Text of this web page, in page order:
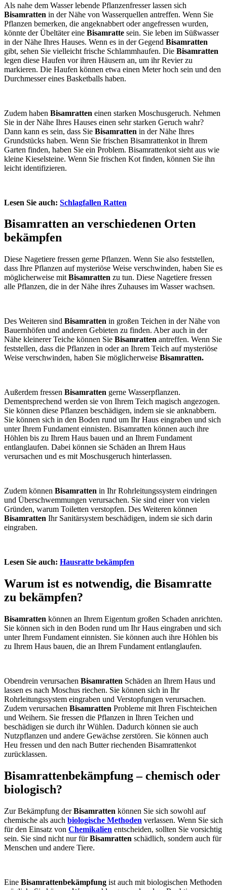
Als nahe dem Wasser lebende Pflanzenfresser lassen sich
Bisamratten in der Nähe von Wasserquellen antreffen. Wenn Sie
Pflanzen bemerken, die angeknabbert oder angefressen wurden,
könnte der Übeltäter eine Bisamratte sein. Sie leben im Süßwasser
in der Nähe Ihres Hauses. Wenn es in der Gegend Bisamratten
gibt, sehen Sie vielleicht frische Schlammhaufen. Die Bisamratten
legen diese Haufen vor ihren Häusern an, um ihr Revier zu
markieren. Die Haufen können etwa einen Meter hoch sein und den
Durchmesser eines Basketballs haben.
Zudem haben Bisamratten einen starken Moschusgeruch. Nehmen
Sie in der Nähe Ihres Hauses einen sehr starken Geruch wahr?
Dann kann es sein, dass Sie Bisamratten in der Nähe Ihres
Grundstücks haben. Wenn Sie frischen Bisamrattenkot in Ihrem
Garten finden, haben Sie ein Problem. Bisamrattenkot sieht aus wie
kleine Kieselsteine. Wenn Sie frischen Kot finden, können Sie ihn
leicht identifizieren.
Lesen Sie auch: Schlagfallen Ratten
Bisamratten an verschiedenen Orten
bekämpfen
Diese Nagetiere fressen gerne Pflanzen. Wenn Sie also feststellen,
dass Ihre Pflanzen auf mysteriöse Weise verschwinden, haben Sie es
möglicherweise mit Bisamratten zu tun. Diese Nagetiere fressen
alle Pflanzen, die in der Nähe ihres Zuhauses im Wasser wachsen.
Des Weiteren sind Bisamratten in großen Teichen in der Nähe von
Bauernhöfen und anderen Gebieten zu finden. Aber auch in der
Nähe kleinerer Teiche können Sie Bisamratten antreffen. Wenn Sie
feststellen, dass die Pflanzen in oder an Ihrem Teich auf mysteriöse
Weise verschwinden, haben Sie möglicherweise Bisamratten.
Außerdem fressen Bisamratten gerne Wasserpflanzen.
Dementsprechend werden sie von Ihrem Teich magisch angezogen.
Sie können diese Pflanzen beschädigen, indem sie sie anknabbern.
Sie können sich in den Boden rund um Ihr Haus eingraben und sich
unter Ihrem Fundament einnisten. Bisamratten können auch ihre
Höhlen bis zu Ihrem Haus bauen und an Ihrem Fundament
entlanglaufen. Dabei können sie Schäden an Ihrem Haus
verursachen und es mit Moschusgeruch hinterlassen.
Zudem können Bisamratten in Ihr Rohrleitungssystem eindringen
und Überschwemmungen verursachen. Sie sind einer von vielen
Gründen, warum Toiletten verstopfen. Des Weiteren können
Bisamratten Ihr Sanitärsystem beschädigen, indem sie sich darin
eingraben.
Lesen Sie auch: Hausratte bekämpfen
Warum ist es notwendig, die Bisamratte
zu bekämpfen?
Bisamratten können an Ihrem Eigentum großen Schaden anrichten.
Sie können sich in den Boden rund um Ihr Haus eingraben und sich
unter Ihrem Fundament einnisten. Sie können auch ihre Höhlen bis
zu Ihrem Haus bauen, die an Ihrem Fundament entlanglaufen.
Obendrein verursachen Bisamratten Schäden an Ihrem Haus und
lassen es nach Moschus riechen. Sie können sich in Ihr
Rohrleitungssystem eingraben und Verstopfungen verursachen.
Zudem verursachen Bisamratten Probleme mit Ihren Fischteichen
und Weihern. Sie fressen die Pflanzen in Ihren Teichen und
beschädigen sie durch ihr Wühlen. Dadurch können sie auch
Nutzpflanzen und andere Gewächse zerstören. Sie können auch
Heu fressen und den nach Butter riechenden Bisamrattenkot
zurücklassen.
Bisamrattenbekämpfung – chemisch oder
biologisch?
Zur Bekämpfung derBisamratten können Sie sich sowohl auf
chemische als auch biologische Methoden verlassen. Wenn Sie sich
für den Einsatz von Chemikalien entscheiden, sollten Sie vorsichtig
sein. Sie sind nicht nur fürBisamratten schädlich, sondern auch für
Menschen und andere Tiere.
Eine Bisamrattenbekämpfung ist auch mit biologischen Methoden